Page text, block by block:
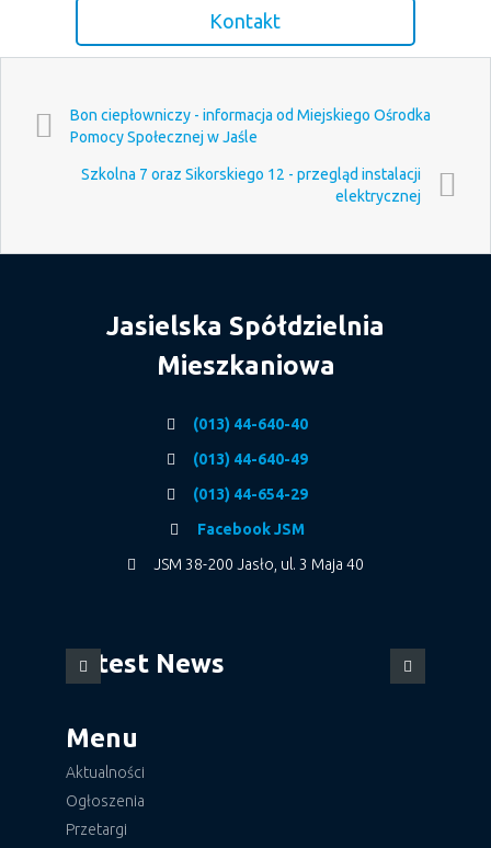
Kontakt
Bon ciepłowniczy - informacja od Miejskiego Ośrodka
Pomocy Społecznej w Jaśle
Szkolna 7 oraz Sikorskiego 12 - przegląd instalacji
elektrycznej
Jasielska Spółdzielnia
Mieszkaniowa
(013) 44-640-40
(013) 44-640-49
(013) 44-654-29
Facebook JSM
JSM 38-200 Jasło, ul. 3 Maja 40
Latest News
Menu
Aktualności
Ogłoszenia
Przetargi